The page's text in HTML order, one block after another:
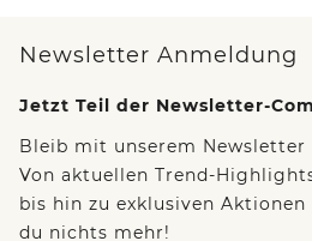
Newsletter Anmeldung
Jetzt Teil der Newsletter-
Bleib mit unserem Newsletter
Von aktuellen Trend-
bis hin zu exklusiven
du nichts mehr!